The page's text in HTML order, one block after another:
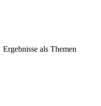
Ergebnisse als Themen